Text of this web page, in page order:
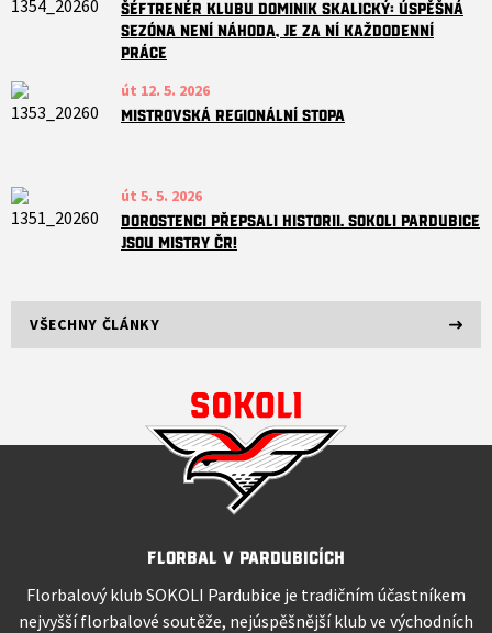
Šéftrenér klubu Dominik Skalický: Úspěšná
sezóna není náhoda, je za ní každodenní
práce
út 12. 5. 2026
Mistrovská regionální stopa
út 5. 5. 2026
DOROSTENCI PŘEPSALI HISTORII. SOKOLI PARDUBICE
JSOU MISTRY ČR!
VŠECHNY ČLÁNKY
Florbal v Pardubicích
Florbalový klub SOKOLI Pardubice je tradičním účastníkem
nejvyšší florbalové soutěže, nejúspěšnější klub ve východních